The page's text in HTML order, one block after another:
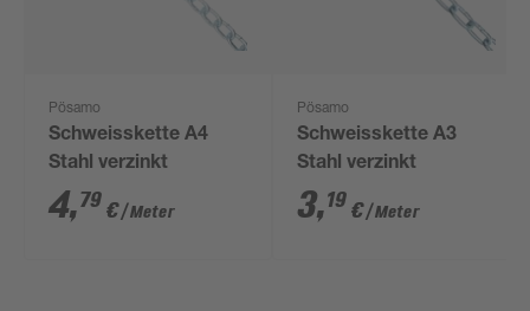
Pösamo
Schweisskette A4
Stahl verzinkt
4,79 €/ Meter
Pösamo
Schweisskette A3
Stahl verzinkt
3,19 €/ Meter